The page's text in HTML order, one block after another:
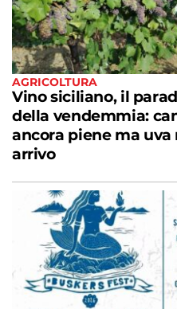
AGRICOLTURA
Vino siciliano, il
della vendemmia:
ancora piene ma uva
arrivo